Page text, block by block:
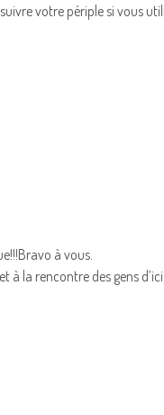
votre périple si vous
à vous.
à la rencontre des gens